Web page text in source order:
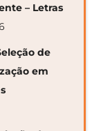
– Letras
de
em